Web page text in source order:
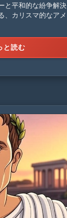
と平和的な紛争解決
、カリスマ的なアメ
と読む